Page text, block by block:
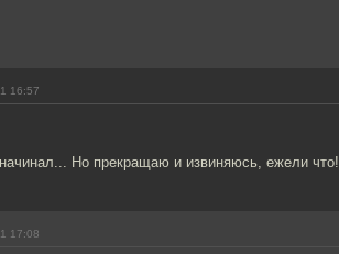
16:57
Но прекращаю и извиняюсь, ежели что!
17:08